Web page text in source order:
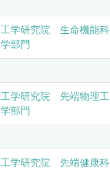
工学研究院 生命機能科
学部門
工学研究院 先端物理工
学部門
工学研究院 先端健康科